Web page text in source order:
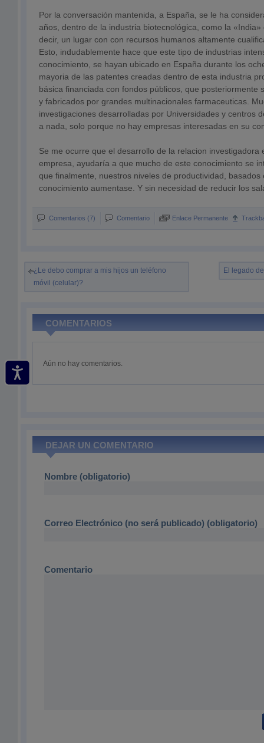
Por la conversación mantenida, a España, se le ha
años, dentro de la industria biotecnológica, como la
decir, un lugar con con recursos humanos altamente
Esto, indudablemente hace que este tipo de industrias
conocimiento, se hayan ubicado en España durante los
mayoria de las patentes creadas dentro de esta industria
básica financiada con fondos públicos, que posteriormente
y fabricados por grandes multinacionales farmaceuticas.
investigaciones desarrolladas por Universidades y centros
a nada, solo porque no hay empresas interesadas en su
Se me ocurre que el desarrollo de la relacion investigadora
empresa, ayudaría a que mucho de este conocimiento se
que finalmente, nuestros niveles de productividad,
conocimiento aumentase. Y sin necesidad de reducir los
Comentarios (7) Comentario Enlace Permanente
¿Le debo comprar a mis hijos un teléfono
móvil (celular)?
El legado
COMENTARIOS
Aún no hay comentarios.
DEJAR UN COMENTARIO
Nombre (obligatorio)
Correo Electrónico (no será publicado) (obligatorio)
Comentario